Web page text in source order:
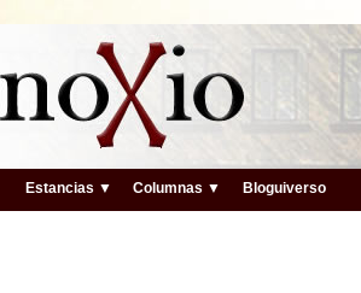
Estancias ▼ Columnas ▼ Bloguiverso